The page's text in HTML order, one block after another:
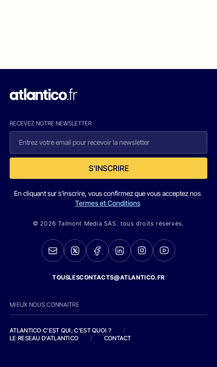
RECEVEZ NOTRE NEWSLETTER
S'INSCRIRE
En cliquant sur s'inscrire, vous confirmez que vous acceptez nos
Termes et Conditions
© 2026 Talmont Media SAS. tous droits réservés.
TOUSLESCONTACTS@ATLANTICO.FR
MIEUX NOUS CONNAITRE
ATLANTICO C'EST QUI, C'EST QUOI ?
/
LE RESEAU D'ATLANTICO
/ CONTACT